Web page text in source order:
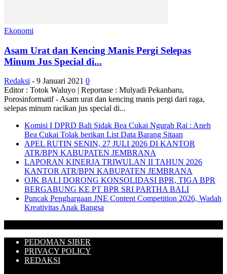
Ekonomi
Asam Urat dan Kencing Manis Pergi Selepas
Minum Jus Special di...
Redaksi - 9 Januari 2021 0
Editor : Totok Waluyo | Reportase : Mulyadi Pekanbaru,
Porosinformatif - Asam urat dan kencing manis pergi dari raga,
selepas minum racikan jus special di...
Komisi I DPRD Bali Sidak Bea Cukai Ngurah Rai : Aneh
Bea Cukai Tolak berikan List Data Barang Sitaan
APEL RUTIN SENIN, 27 JULI 2026 DI KANTOR
ATR/BPN KABUPATEN JEMBRANA
LAPORAN KINERJA TRIWULAN II TAHUN 2026
KANTOR ATR/BPN KABUPATEN JEMBRANA
OJK BALI DORONG KONSOLIDASI BPR, TIGA BPR
BERGABUNG KE PT BPR SRI PARTHA BALI
Puncak Penghargaan JNE Content Competition 2026, Wadah
Kreativitas Anak Bangsa
PEDOMAN SIBER
PRIVACY POLICY
REDAKSI